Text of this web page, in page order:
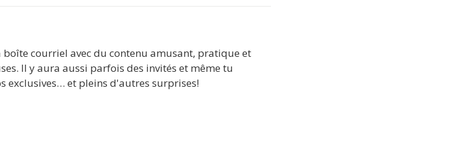
boîte courriel avec du contenu amusant, pratique et
Il y aura aussi parfois des invités et même tu
exclusives… et pleins d'autres surprises!